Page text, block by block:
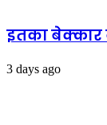
इतका बेक्कार
3 days ago